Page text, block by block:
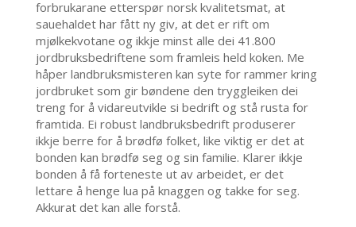
forbrukarane etterspør norsk kvalitetsmat, at
sauehaldet har fått ny giv, at det er rift om
mjølkekvotane og ikkje minst alle dei 41.800
jordbruksbedriftene som framleis held koken. Me
håper landbruksmisteren kan syte for rammer kring
jordbruket som gir bøndene den tryggleiken dei
treng for å vidareutvikle si bedrift og stå rusta for
framtida. Ei robust landbruksbedrift produserer
ikkje berre for å brødfø folket, like viktig er det at
bonden kan brødfø seg og sin familie. Klarer ikkje
bonden å få forteneste ut av arbeidet, er det
lettare å henge lua på knaggen og takke for seg.
Akkurat det kan alle forstå.